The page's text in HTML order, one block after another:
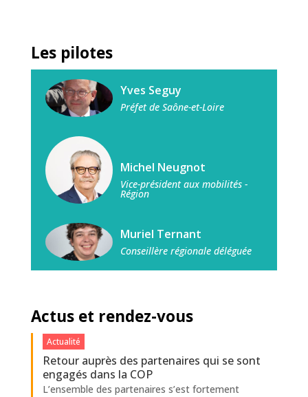
Les pilotes
Yves Seguy
Préfet de Saône-et-Loire
Michel Neugnot
Vice-président aux mobilités -
Région
Muriel Ternant
Conseillère régionale déléguée
Actus et rendez-vous
Actualité
Retour auprès des partenaires qui se sont
engagés dans la COP
L’ensemble des partenaires s’est fortement